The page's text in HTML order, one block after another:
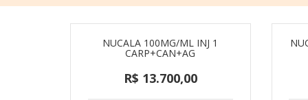
NUCALA 100MG/ML INJ 1
CARP+CAN+AG
R$ 13.700,00